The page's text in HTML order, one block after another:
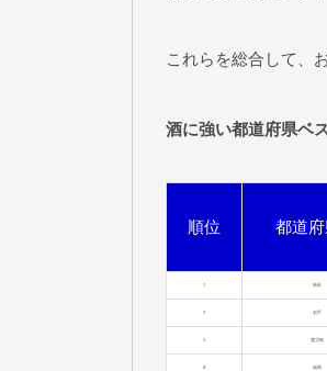
これらを総合して、
酒に強い都道府県ベ
順位 都道
1 秋田
2 岩手
2 鹿児島
4 福岡